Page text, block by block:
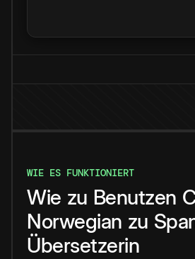
WIE ES FUNKTIONIERT
Wie zu Benutzen
Norwegian zu
Übersetzerin